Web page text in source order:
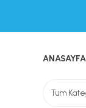
ANASAYFA